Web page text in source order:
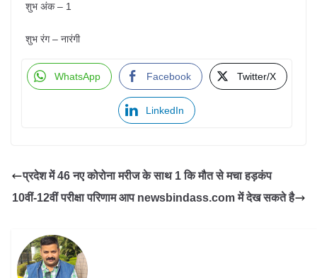
शुभ अंक – 1
शुभ रंग – नारंगी
WhatsApp Facebook Twitter/X
LinkedIn
प्रदेश में 46 नए कोरोना मरीज के साथ 1 कि मौत से मचा हड़कंप
10वीं-12वीं परीक्षा परिणाम आप newsbindass.com में देख सकते है